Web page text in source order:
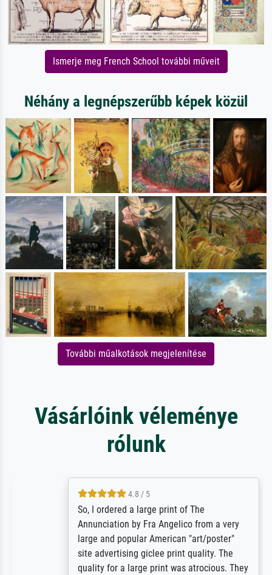
Ismerje meg French School további műveit
Néhány a legnépszerűbb képek közül
További műalkotások megjelenítése
Vásárlóink véleménye
rólunk
4.8 / 5
So, I ordered a large print of The
Annunciation by Fra Angelico from a very
large and popular American "art/poster"
site advertising giclee print quality. The
quality for a large print was atrocious. They